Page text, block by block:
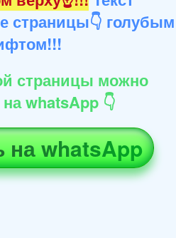
страницы👇 голубым
страницы можно
whatsApp 👇
на whatsApp